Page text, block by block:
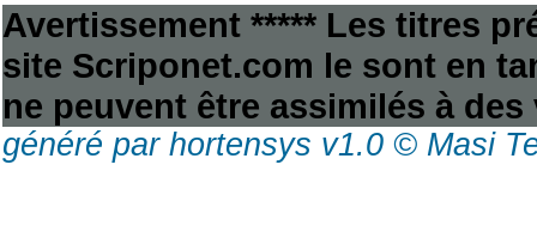
Avertissement ***** Les titres
site Scriponet.com le sont en
ne peuvent être assimilés à
généré par hortensys v1.0 © Masi